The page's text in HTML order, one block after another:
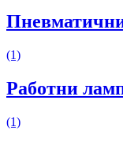
(1)
Работни
(1)